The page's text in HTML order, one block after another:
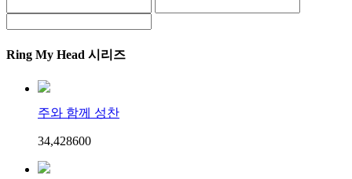
Ring My Head 시리즈
주와 함께 성찬
34,428600